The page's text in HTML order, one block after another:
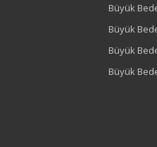
Büyük
Büyük
Büyük
Büyük